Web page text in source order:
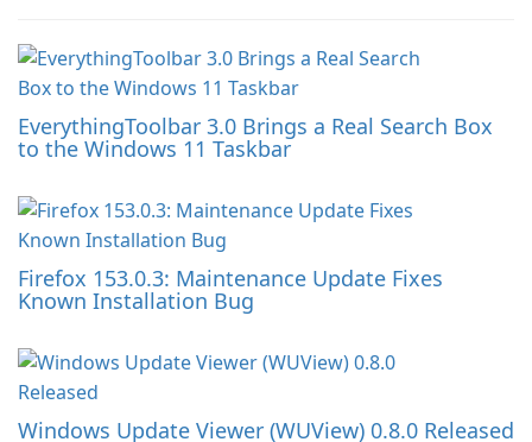
EverythingToolbar 3.0 Brings a Real Search Box
to the Windows 11 Taskbar
Firefox 153.0.3: Maintenance Update Fixes
Known Installation Bug
Windows Update Viewer (WUView) 0.8.0 Released